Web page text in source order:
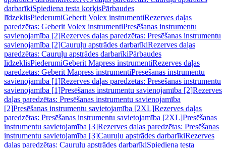
darbarīkiSpiediena testa korķisPārbaudes
līdzeklisPiederumiGeberit Volex instrumentiRezerves daļas
paredzētas: Geberit Volex instrumentiPresēšanas instrumentu
savienojamība [2]Rezerves daļas paredzētas: Presēšanas instrumentu
savienojamība [2]Cauruļu apstrādes darbarīkiRezerves daļas
paredzētas: Cauruļu apstrādes darbarīkiPārbaudes
līdzeklisPiederumiGeberit Mapress instrumentiRezerves daļas
paredzētas: Geberit Mapress instrumentiPresēšanas instrumentu
savienojamība [1]Rezerves daļas paredzētas: Presēšanas instrumentu
savienojamība [1]Presēšanas instrumentu savienojamība [2]Rezerves
daļas paredzētas: Presēšanas instrumentu savienojamība
[2]Presēšanas instrumentu savietojamība [2XL]Rezerves daļas
paredzētas: Presēšanas instrumentu savietojamība [2XL]Presēšanas
instrumentu savietojamība [3]Rezerves daļas paredzētas: Presēšanas
instrumentu savietojamība [3]Cauruļu apstrādes darbarīkiRezerves
daļas paredzētas: Cauruļu apstrādes darbarīkiSpiediena testa